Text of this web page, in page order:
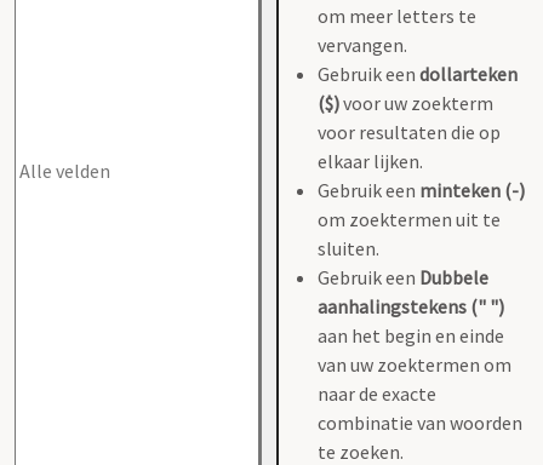
om meer letters te
vervangen.
Gebruik een dollarteken
($)voor uw zoekterm
voor resultaten die op
elkaar lijken.
Gebruik een minteken (-)
om zoektermen uit te
sluiten.
Gebruik een Dubbele
aanhalingstekens (" ")
aan het begin en einde
van uw zoektermen om
naar de exacte
combinatie van woorden
te zoeken.